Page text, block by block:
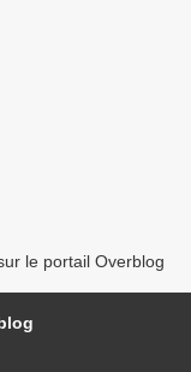
le portail Overblog